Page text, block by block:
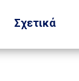
Σχετικά